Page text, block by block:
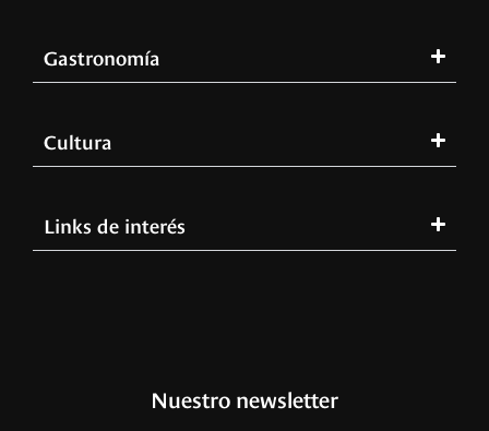
Gastronomía
Cultura
Links de interés
Nuestro newsletter